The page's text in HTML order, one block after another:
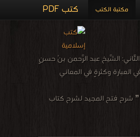
كتب PDF مكتبة الكتب
الشَّيخ عبد الرَّحمن بنُ حسنٍ
وكثرةٍ في المعاني
❞ شرح فتح المجيد لشرح كتاب